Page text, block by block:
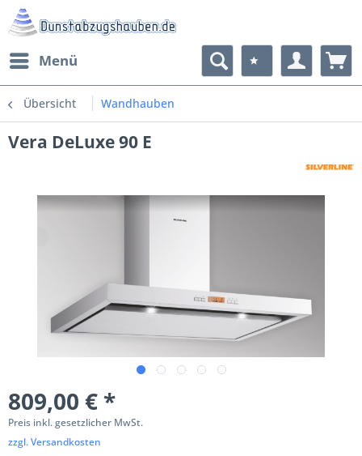
Menü
Übersicht Wandhauben
Vera DeLuxe 90 E
809,00 € *
Preis inkl. gesetzlicher MwSt.
zzgl. Versandkosten